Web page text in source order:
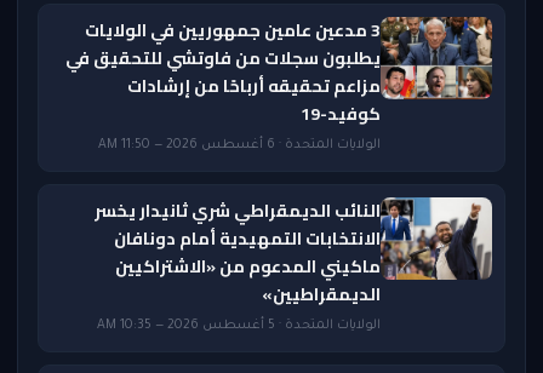
3 مدعين عامين جمهوريين في الولايات
يطلبون سجلات من فاوتشي للتحقيق في
مزاعم تحقيقه أرباحًا من إرشادات
كوفيد-19
الولايات المتحدة · 6 أغسطس 2026 — 11:50 AM
النائب الديمقراطي شري ثانيدار يخسر
الانتخابات التمهيدية أمام دونافان
ماكيني المدعوم من «الاشتراكيين
الديمقراطيين»
الولايات المتحدة · 5 أغسطس 2026 — 10:35 AM